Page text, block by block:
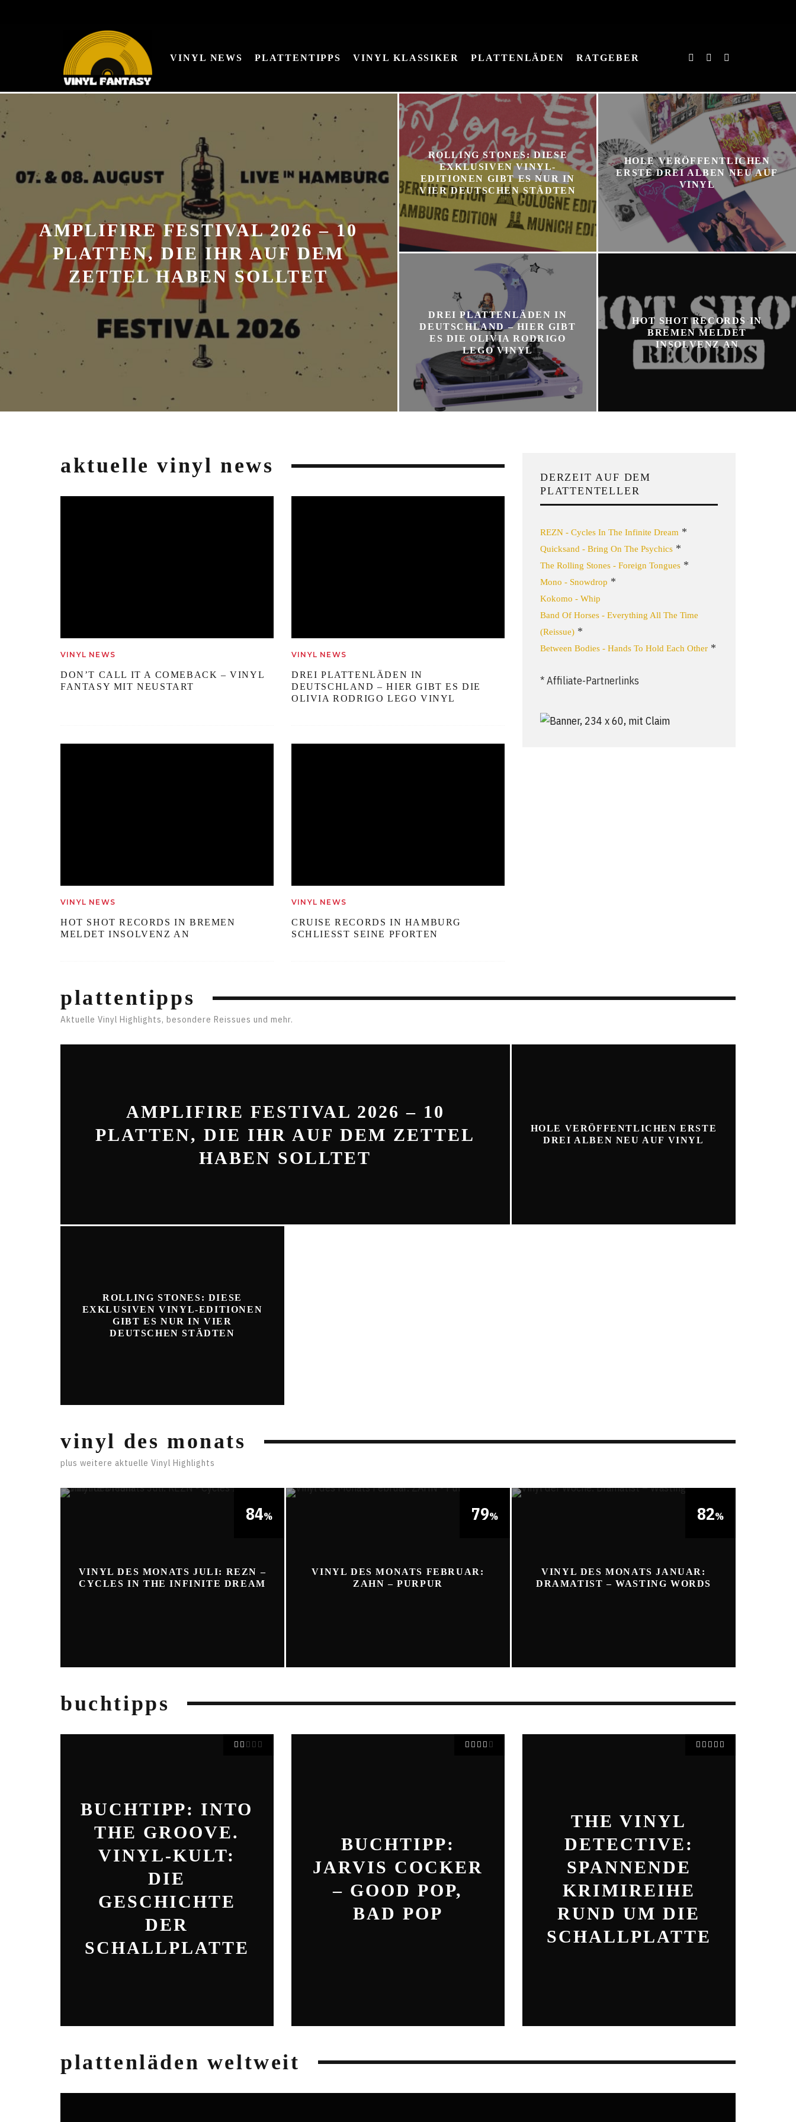
VINYL NEWS PLATTENTIPPS VINYL KLASSIKER PLATTENLÄDEN RATGEBER
AMPLIFIRE FESTIVAL 2026 – 10
PLATTEN, DIE IHR AUF DEM
ZETTEL HABEN SOLLTET
ROLLING STONES: DIESE
EXKLUSIVEN VINYL-
EDITIONEN GIBT ES NUR IN
VIER DEUTSCHEN STÄDTEN
HOLE VERÖFFENTLICHEN
ERSTE DREI ALBEN NEU AUF
VINYL
DREI PLATTENLÄDEN IN
DEUTSCHLAND – HIER GIBT
ES DIE OLIVIA RODRIGO
LEGO VINYL
HOT SHOT RECORDS IN
BREMEN MELDET
INSOLVENZ AN
aktuelle vinyl news
VINYL NEWS
DON’T CALL IT A COMEBACK – VINYL
FANTASY MIT NEUSTART
VINYL NEWS
DREI PLATTENLÄDEN IN
DEUTSCHLAND – HIER GIBT ES DIE
OLIVIA RODRIGO LEGO VINYL
VINYL NEWS
HOT SHOT RECORDS IN BREMEN
MELDET INSOLVENZ AN
VINYL NEWS
CRUISE RECORDS IN HAMBURG
SCHLIESST SEINE PFORTEN
DERZEIT AUF DEM
PLATTENTELLER
REZN - Cycles In The Infinite Dream *
Quicksand - Bring On The Psychics *
The Rolling Stones - Foreign Tongues *
Mono - Snowdrop *
Kokomo - Whip
Band Of Horses - Everything All The Time
(Reissue) *
Between Bodies - Hands To Hold Each Other *
* Affiliate-Partnerlinks
plattentipps
Aktuelle Vinyl Highlights, besondere Reissues und mehr.
AMPLIFIRE FESTIVAL 2026 – 10
PLATTEN, DIE IHR AUF DEM ZETTEL
HABEN SOLLTET
HOLE VERÖFFENTLICHEN ERSTE
DREI ALBEN NEU AUF VINYL
ROLLING STONES: DIESE
EXKLUSIVEN VINYL-EDITIONEN
GIBT ES NUR IN VIER
DEUTSCHEN STÄDTEN
vinyl des monats
plus weitere aktuelle Vinyl Highlights
84%
VINYL DES MONATS JULI: REZN –
CYCLES IN THE INFINITE DREAM
79%
VINYL DES MONATS FEBRUAR:
ZAHN – PURPUR
82%
VINYL DES MONATS JANUAR:
DRAMATIST – WASTING WORDS
buchtipps
BUCHTIPP: INTO
THE GROOVE.
VINYL-KULT:
DIE
GESCHICHTE
DER
SCHALLPLATTE
BUCHTIPP:
JARVIS COCKER
– GOOD POP,
BAD POP
THE VINYL
DETECTIVE:
SPANNENDE
KRIMIREIHE
RUND UM DIE
SCHALLPLATTE
plattenläden weltweit